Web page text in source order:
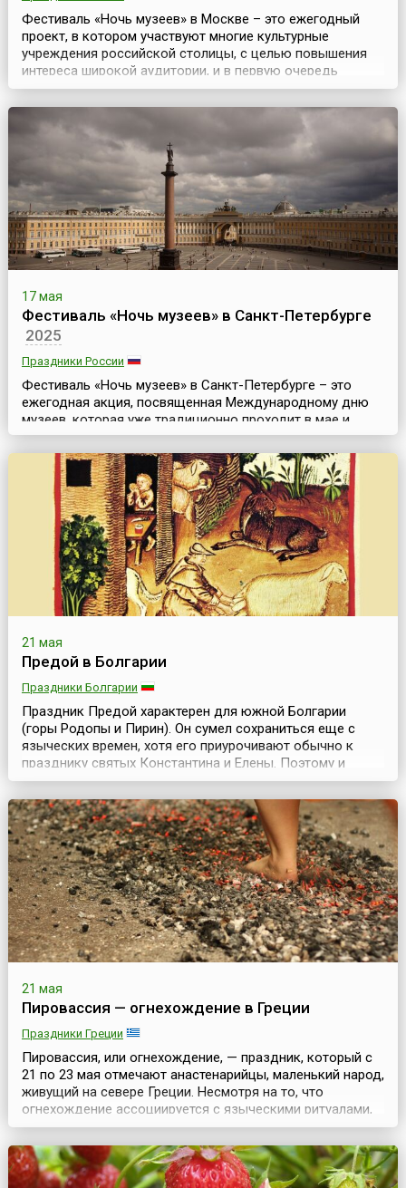
Фестиваль «Ночь музеев» в Москве – это ежегодный
проект, в котором участвуют многие культурные
учреждения российской столицы, с целью повышения
интереса широкой аудитории, и в первую очередь
молодежи, к музеям. Он проходит ежегодно в середине
мая, обычно в выходные – в ночь с субботы на
воскресенье, и приурочен к Международному дню
музеев.Ночь музеев – единственное время в году, когда
множеств...
17 мая
Фестиваль «Ночь музеев» в Санкт-Петербурге
2025
Праздники России
Фестиваль «Ночь музеев» в Санкт-Петербурге – это
ежегодная акция, посвященная Международному дню
музеев, которая уже традиционно проходит в мае и
пользуется большой популярностью, как у горожан, так
и у гостей Северной столицы. Это своего рода «Ночь
открытых музеев» – когда в майскую ночь
петербургские музеи, галереи, выставочные залы,
библиотеки и другие учреждения культуры открыты
вечером и ...
21 мая
Предой в Болгарии
Праздники Болгарии
Праздник Предой характерен для южной Болгарии
(горы Родопы и Пирин). Он сумел сохраниться еще с
языческих времен, хотя его приурочивают обычно к
празднику святых Константина и Елены. Поэтому и
отмечают его как христиане, так и помáки (болгары,
принявшие ислам во времена турецкого ига). Есть
предположение, что это древний фракийский праздник,
но есть также и версия, что праздник принесли с собой
сл...
21 мая
Пировассия — огнехождение в Греции
Праздники Греции
Пировассия, или огнехождение, — праздник, который с
21 по 23 мая отмечают анастенарийцы, маленький народ,
живущий на севере Греции. Несмотря на то, что
огнехождение ассоциируется с языческими ритуалами,
греческая Пировассия — христианский праздник.
Греческая православная церковь уже давно объявила
огнеходцев язычниками, но они все равно искренне
верят в то, что во время праздника им покровительств...